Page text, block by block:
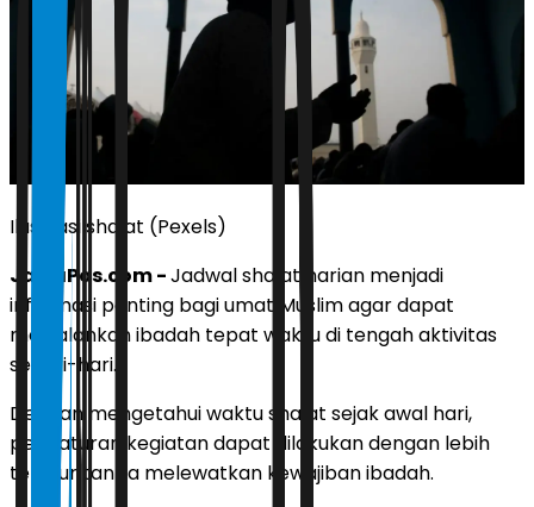
Ilustrasi shalat (Pexels)
JawaPos.com -Jadwal shalat harian menjadi
informasi penting bagi umat Muslim agar dapat
menjalankan ibadah tepat waktu di tengah aktivitas
sehari-hari.
Dengan mengetahui waktu shalat sejak awal hari,
pengaturan kegiatan dapat dilakukan dengan lebih
teratur tanpa melewatkan kewajiban ibadah.